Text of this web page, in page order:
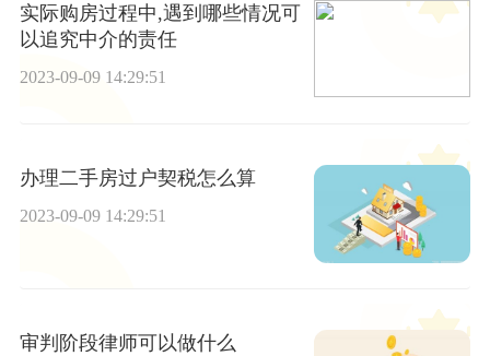
实际购房过程中,遇到哪些情况可
以追究中介的责任
2023-09-09 14:29:51
办理二手房过户契税怎么算
2023-09-09 14:29:51
审判阶段律师可以做什么